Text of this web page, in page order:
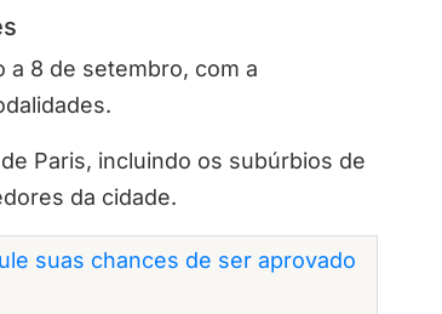
a 8 de setembro, com a
Paris, incluindo os subúrbios de
da cidade.
suas chances de ser aprovado